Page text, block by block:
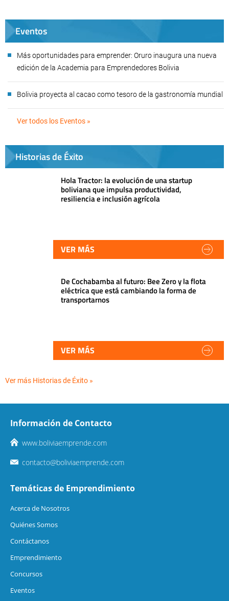
Eventos
Más oportunidades para emprender: Oruro inaugura una nueva
edición de la Academia para Emprendedores Bolivia
Bolivia proyecta al cacao como tesoro de la gastronomía mundial
Ver todos los Eventos »
Historias de Éxito
Hola Tractor: la evolución de una startup
boliviana que impulsa productividad,
resiliencia e inclusión agrícola
VER MÁS
De Cochabamba al futuro: Bee Zero y la flota
eléctrica que está cambiando la forma de
transportarnos
VER MÁS
Ver más Historias de Éxito »
Información de Contacto
www.boliviaemprende.com
contacto@boliviaemprende.com
Temáticas de Emprendimiento
Acerca de Nosotros
Quiénes Somos
Contáctanos
Emprendimiento
Concursos
Eventos